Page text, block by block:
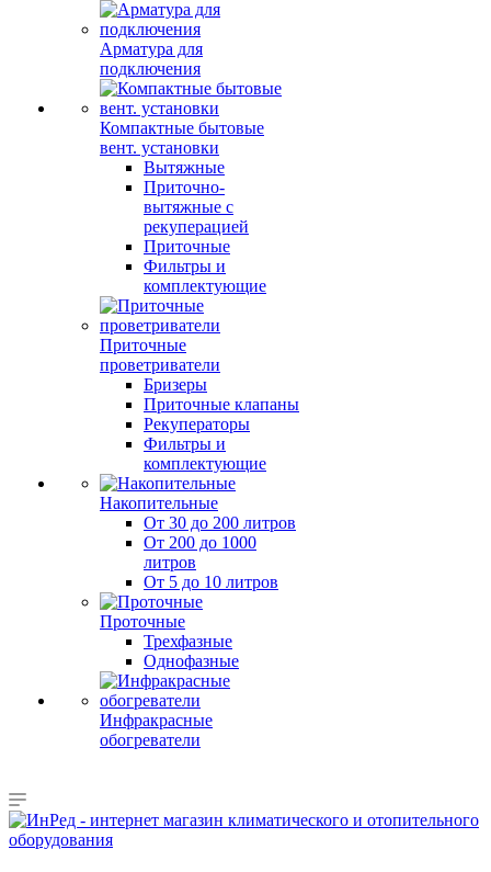
Арматура для
подключения
Компактные бытовые
вент. установки
Вытяжные
Приточно-
вытяжные с
рекуперацией
Приточные
Фильтры и
комплектующие
Приточные
проветриватели
Бризеры
Приточные клапаны
Рекуператоры
Фильтры и
комплектующие
Накопительные
От 30 до 200 литров
От 200 до 1000
литров
От 5 до 10 литров
Проточные
Трехфазные
Однофазные
Инфракрасные
обогреватели